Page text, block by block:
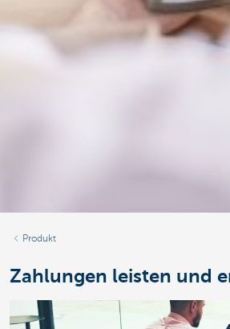
Produkt
Zahlungen leisten und